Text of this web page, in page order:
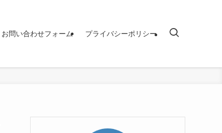
お問い合わせフォーム プライバシーポリシー